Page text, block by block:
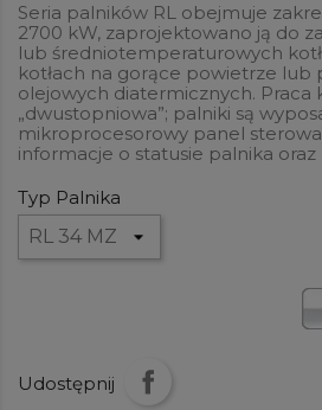
Seria palników RL obejmuje
2700 kW, zaprojektowano ją do
lub średniotemperaturowych
kotłach na gorące powietrze lub
olejowych diatermicznych. Praca
„dwustopniowa”; palniki są
mikroprocesorowy panel
informacje o statusie palnika
Typ Palnika
Udostępnij